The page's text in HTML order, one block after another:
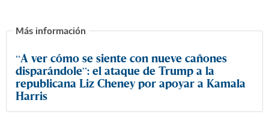
“A ver cómo se siente con nueve cañones
disparándole”: el ataque de Trump a la
republicana Liz Cheney por apoyar a Kamala
Harris